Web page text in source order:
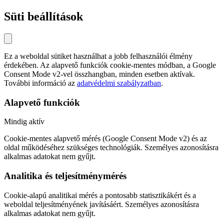
Süti beállítások
Ez a weboldal sütiket használhat a jobb felhasználói élmény
érdekében. Az alapvető funkciók cookie-mentes módban, a Google
Consent Mode v2-vel összhangban, minden esetben aktívak.
További információ az adatvédelmi szabályzatban.
Alapvető funkciók
Mindig aktív
Cookie-mentes alapvető mérés (Google Consent Mode v2) és az
oldal működéséhez szükséges technológiák. Személyes azonosításra
alkalmas adatokat nem gyűjt.
Analitika és teljesítménymérés
Cookie-alapú analitikai mérés a pontosabb statisztikákért és a
weboldal teljesítményének javításáért. Személyes azonosításra
alkalmas adatokat nem gyűjt.